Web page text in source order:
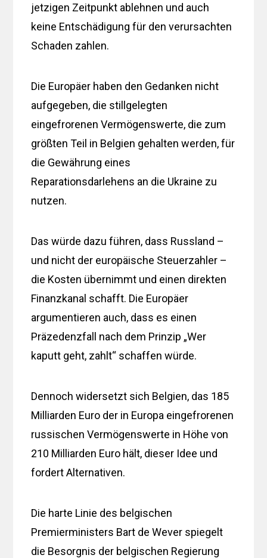
jetzigen Zeitpunkt ablehnen und auch
keine Entschädigung für den verursachten
Schaden zahlen.
Die Europäer haben den Gedanken nicht
aufgegeben, die stillgelegten
eingefrorenen Vermögenswerte, die zum
größten Teil in Belgien gehalten werden, für
die Gewährung eines
Reparationsdarlehens an die Ukraine zu
nutzen.
Das würde dazu führen, dass Russland –
und nicht der europäische Steuerzahler –
die Kosten übernimmt und einen direkten
Finanzkanal schafft. Die Europäer
argumentieren auch, dass es einen
Präzedenzfall nach dem Prinzip „Wer
kaputt geht, zahlt“ schaffen würde.
Dennoch widersetzt sich Belgien, das 185
Milliarden Euro der in Europa eingefrorenen
russischen Vermögenswerte in Höhe von
210 Milliarden Euro hält, dieser Idee und
fordert Alternativen.
Die harte Linie des belgischen
Premierministers Bart de Wever spiegelt
die Besorgnis der belgischen Regierung